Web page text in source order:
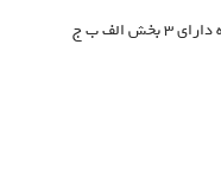
همونطور که مشاهده میکنید این دستور جلسه دارای ۳ بخش الف ب ج